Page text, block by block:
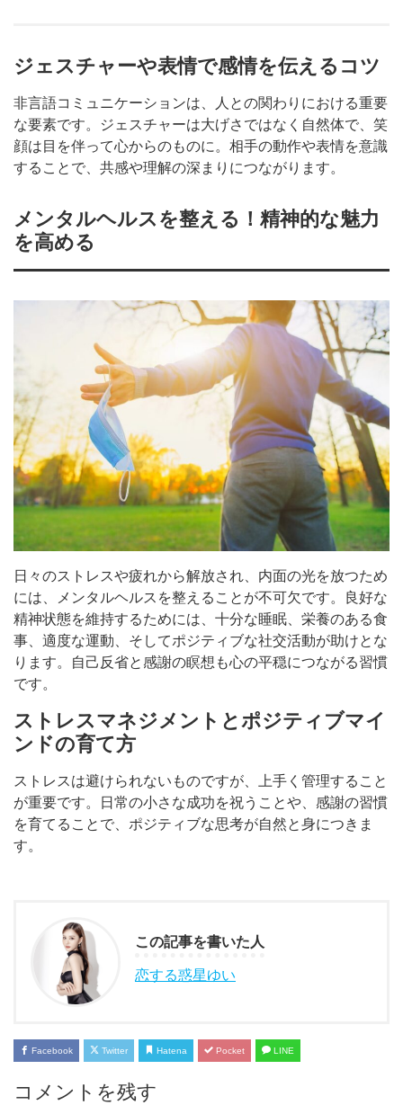
ジェスチャーや表情で感情を伝えるコツ
非言語コミュニケーションは、人との関わりにおける重要
な要素です。ジェスチャーは大げさではなく自然体で、笑
顔は目を伴って心からのものに。相手の動作や表情を意識
することで、共感や理解の深まりにつながります。
メンタルヘルスを整える！精神的な魅力
を高める
日々のストレスや疲れから解放され、内面の光を放つため
には、メンタルヘルスを整えることが不可欠です。良好な
精神状態を維持するためには、十分な睡眠、栄養のある食
事、適度な運動、そしてポジティブな社交活動が助けとな
ります。自己反省と感謝の瞑想も心の平穏につながる習慣
です。
ストレスマネジメントとポジティブマイ
ンドの育て方
ストレスは避けられないものですが、上手く管理すること
が重要です。日常の小さな成功を祝うことや、感謝の習慣
を育てることで、ポジティブな思考が自然と身につきま
す。
この記事を書いた人
恋する惑星ゆい
Facebook Twitter Hatena Pocket LINE
コメントを残す